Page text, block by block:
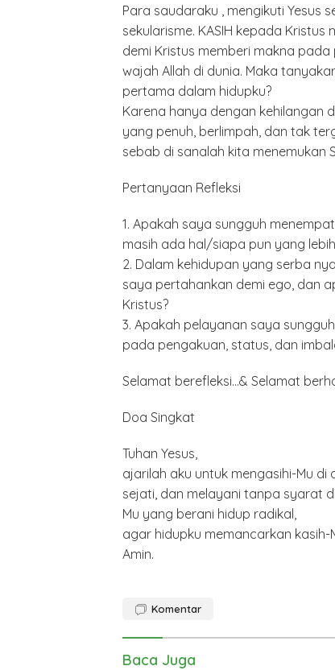
Para saudaraku , mengikuti Yesus
sekularisme. KASIH kepada
demi Kristus memberi makna
wajah Allah di dunia. Maka
pertama dalam hidupku?
Karena hanya dengan kehilangan
yang penuh, berlimpah, dan tak
sebab di sanalah kita menemukan
Pertanyaan Refleksi
1. Apakah saya sungguh
masih ada hal/siapa pun yang
2. Dalam kehidupan yang serba
saya pertahankan demi ego, dan
Kristus?
3. Apakah pelayanan saya
pada pengakuan, status, dan
Selamat berefleksi…& Selamat
Doa Singkat
Tuhan Yesus,
ajarilah aku untuk mengasihi-Mu
sejati, dan melayani tanpa syarat
Mu yang berani hidup radikal,
agar hidupku memancarkan
Amin.
Komentar
Baca Juga